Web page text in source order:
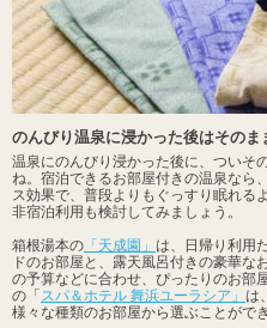
のんびり温泉に浸かった後はそのま
温泉にのんびり浸かった後に、ついそ
ね。宿泊できるお部屋付きの温泉なら
ス効果で、普段よりもぐっすり眠れる
非宿泊利用も検討してみましょう。
箱根湯本の 「天成園」 は、日帰り利用
ドのお部屋と、露天風呂付きの豪華な
の予算などに合わせ、ぴったりのお部
の「スパ＆ホテル 舞浜ユーラシア」 は
様々な種類のお部屋から選ぶことができ